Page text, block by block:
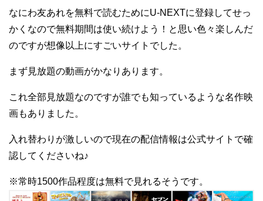
なにわ友あれを無料で読むためにU-NEXTに登録してせっ
かくなので無料期間は使い続けよう！と思い色々楽しんだ
のですが想像以上にすごいサイトでした。
まず見放題の動画がかなりあります。
これ全部見放題なのですが誰でも知っているような名作映
画もありました。
入れ替わりが激しいので現在の配信情報は公式サイトで確
認してくださいね♪
※常時1500作品程度は無料で見れるそうです。